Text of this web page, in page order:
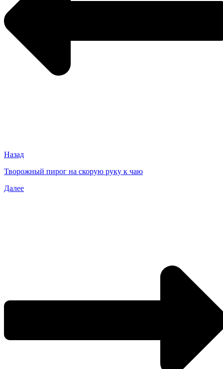
Назад
Творожный пирог на скорую руку к чаю
Далее